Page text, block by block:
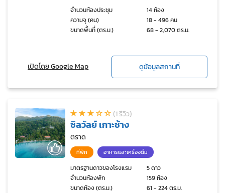
จำนวนห้องประชุม
14 ห้อง
ความจุ (คน)
18 - 496 คน
ขนาดพื้นที่ (ตร.ม.)
68 - 2,070 ตร.ม.
เปิดโดย Google Map ดูข้อมูลสถานที่
(1 รีวิว)
ซิลวัลย์ เกาะช้าง
ตราด
ที่พัก อาหารและเครื่องดื่ม
มาตรฐานดาวของโรงแรม
5 ดาว
จำนวนห้องพัก
159 ห้อง
ขนาดห้อง (ตร.ม.)
61 - 224 ตร.ม.